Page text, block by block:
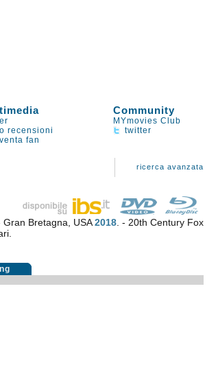
Community
MYmovies Club
recensioni
twitter
fan
ricerca avanzata
Gran Bretagna, USA2018 . - 20th Century Fox